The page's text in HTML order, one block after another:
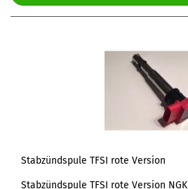
Stabzündspule TFSI rote Version
Stabzündspule TFSI rote Version NGK